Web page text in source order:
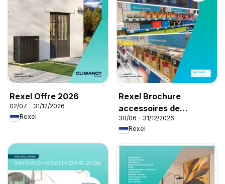
Rexel Offre 2026
02/07 - 31/12/2026
Rexel
Rexel Brochure
accessoires de
climatisation
30/06 - 31/12/2026
Rexel